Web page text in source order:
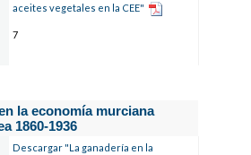
aceites vegetales en la CEE"
7
la economía murciana
1860-1936
Descargar "La ganadería en la